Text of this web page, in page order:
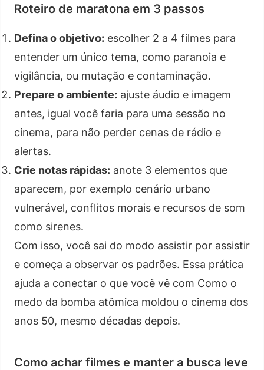
Roteiro de maratona em 3 passos
Defina o objetivo: escolher 2 a 4 filmes para
entender um único tema, como paranoia e
vigilância, ou mutação e contaminação.
Prepare o ambiente: ajuste áudio e imagem
antes, igual você faria para uma sessão no
cinema, para não perder cenas de rádio e
alertas.
Crie notas rápidas: anote 3 elementos que
aparecem, por exemplo cenário urbano
vulnerável, conflitos morais e recursos de som
como sirenes.
Com isso, você sai do modo assistir por assistir
e começa a observar os padrões. Essa prática
ajuda a conectar o que você vê com Como o
medo da bomba atômica moldou o cinema dos
anos 50, mesmo décadas depois.
Como achar filmes e manter a busca leve